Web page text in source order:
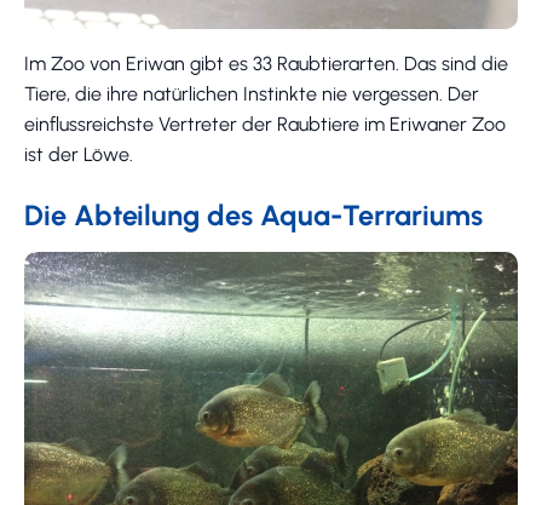
Im Zoo von Eriwan gibt es 33 Raubtierarten. Das sind die
Tiere, die ihre natürlichen Instinkte nie vergessen. Der
einflussreichste Vertreter der Raubtiere im Eriwaner Zoo
ist der Löwe.
Die Abteilung des Aqua-Terrariums